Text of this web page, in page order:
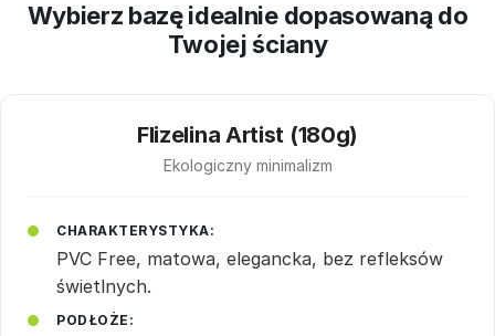
Wybierz bazę idealnie dopasowaną do
Twojej ściany
Flizelina Artist (180g)
Ekologiczny minimalizm
CHARAKTERYSTYKA:
PVC Free, matowa, elegancka, bez refleksów
świetlnych.
PODŁOŻE: